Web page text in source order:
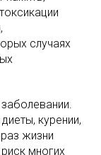
случаях
курении,
жизни
многих